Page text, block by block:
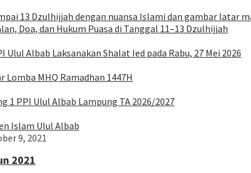
Doa, dan Hukum Puasa di Tanggal 11–13 Dzulhijjah
Ulul Albab Laksanakan Shalat Ied pada Rabu, 27 Mei 2026
Lomba MHQ Ramadhan 1447H
1 PPI Ulul Albab Lampung TA 2026/2027
Islam Ulul Albab
9, 2021
2021